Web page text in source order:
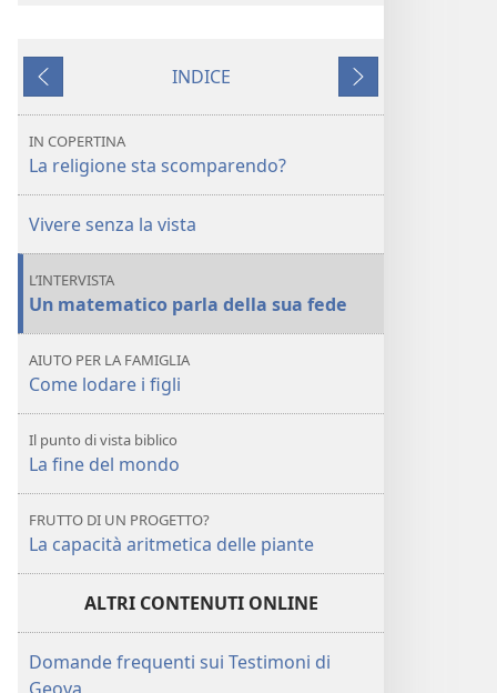
delle
La
religione
scomparendo?
dei
SVEGLIATEVI!
Precedente
INDICE
Successivo
IN COPERTINA
La religione sta scomparendo?
Vivere senza la vista
L’INTERVISTA
Un matematico parla della sua fede
AIUTO PER LA FAMIGLIA
Come lodare i figli
Il punto di vista biblico
La fine del mondo
FRUTTO DI UN PROGETTO?
La capacità aritmetica delle piante
ALTRI CONTENUTI ONLINE
Domande frequenti sui Testimoni di